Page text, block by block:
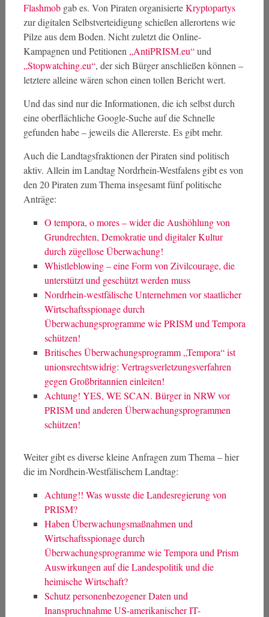
Flashmob gab es. Von Piraten organisierteKryptopartys
zur digitalen Selbstverteidigung schießen allerortens wie
Pilze aus dem Boden. Nicht zuletzt die Online-
Kampagnen und Petitionen „AntiPRISM.eu“und
„Stopwatching.eu“, der sich Bürger anschließen können –
letztere alleine wären schon einen tollen Bericht wert.
Und das sind nur die Informationen, die ich selbst durch
eine oberflächliche Google-Suche auf die Schnelle
gefunden habe – jeweils die Allererste. Es gibt mehr.
Auch die Landtagsfraktionen der Piraten sind politisch
aktiv. Allein im Landtag Nordrhein-Westfalens gibt es von
den 20 Piraten zum Thema insgesamt fünf politische
Anträge:
O tempora, o mores – wider die Aushöhlung von
Grundrechten, Demokratie und digitaler Kultur
durch zügellose Überwachung!
Whistleblowing – eine Form von Zivilcourage, die
unterstützt und geschützt werden muss
Nordrhein-westfälische Unternehmen vor staatlicher
Wirtschaftsspionage durch
Überwachungsprogramme wie PRISM und Tempora
schützen!
Britisches Überwachungsprogramm „Tempora“ ist
unionsrechtswidrig: Vertragsverletzungsverfahren
gegen Großbritannien einleiten!
Achtung! YES, WE SCAN. Bürger in NRW vor
PRISM und anderen Überwachungsprogrammen
schützen!
Weiter gibt es diverse kleine Anfragen zum Thema – hier
die im Nordhein-Westfälischem Landtag:
Achtung!! Was wusste die Landesregierung von
PRISM?
Haben Überwachungsmaßnahmen und
Wirtschaftsspionage durch
Überwachungsprogramme wie Tempora und Prism
Auswirkungen auf die Landespolitik und die
heimische Wirtschaft?
Schutz personenbezogener Daten und
Inanspruchnahme US-amerikanischer IT-